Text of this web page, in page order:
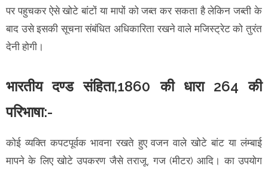
पर पहुचकर ऐसे खोटे बांटों या मापों को जब्त कर सकता है लेकिन जब्ती के
बाद उसे इसकी सूचना संबंधित अधिकारिता रखने वाले मजिस्ट्रेट को तुरंत
देनी होगी।
भारतीय दण्ड संहिता,1860 की धारा 264 की
परिभाषा:-
कोई व्यक्ति कपटपूर्वक भावना रखते हुए वजन वाले खोटे बांट या लंम्बाई
मापने के लिए खोटे उपकरण जैसे तराजू, गज (मीटर) आदि। का उपयोग